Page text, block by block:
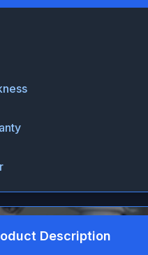
Description